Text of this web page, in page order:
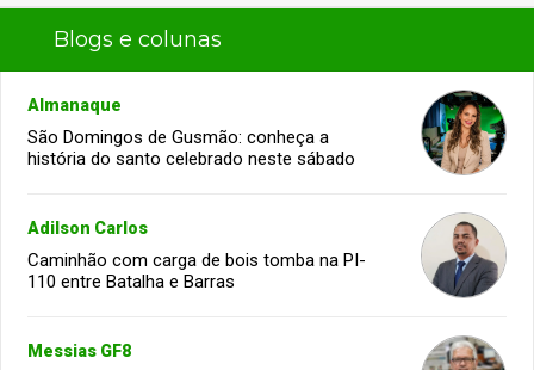
Blogs e colunas
Almanaque
São Domingos de Gusmão: conheça a
história do santo celebrado neste sábado
Adilson Carlos
Caminhão com carga de bois tomba na PI-
110 entre Batalha e Barras
Messias GF8